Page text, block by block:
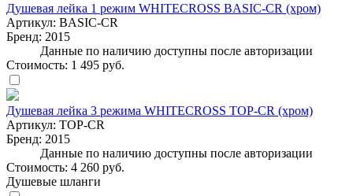
Душевая лейка 1 режим WHITECROSS BASIC-CR (хром)
Артикул: BASIC-CR
Бренд: 2015
Данные по наличию доступны после авторизации
Стоимость: 1 495 руб.
Душевая лейка 3 режима WHITECROSS TOP-CR (хром)
Артикул: TOP-CR
Бренд: 2015
Данные по наличию доступны после авторизации
Стоимость: 4 260 руб.
Душевые шланги